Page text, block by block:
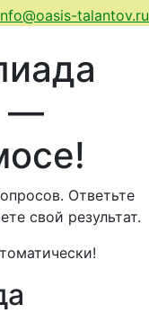
talantov.ru
—
Ответьте
свой результат.